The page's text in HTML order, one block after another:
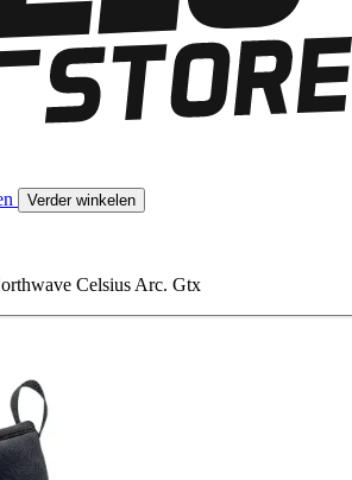
Verder winkelen
Celsius Arc. Gtx